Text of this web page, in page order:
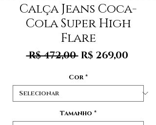
Calça Jeans Coca-
Cola Super High
Flare
R$ 472,00 Preço
R$ 269,00Preço
Cor *
Tamanho *